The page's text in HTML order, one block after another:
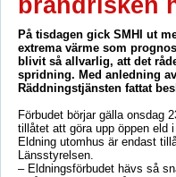
brandrisken
På tisdagen gick SMHI ut
extrema värme som
blivit så allvarlig, att det
spridning. Med anledning
Räddningstjänsten fattat
Förbudet börjar gälla onsdag
tillåtet att göra upp öppen eld
Eldning utomhus är endast
Länsstyrelsen.
– Eldningsförbudet hävs så